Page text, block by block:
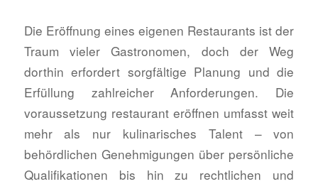
Die Eröffnung eines eigenen Restaurants ist der
Traum vieler Gastronomen, doch der Weg
dorthin erfordert sorgfältige Planung und die
Erfüllung zahlreicher Anforderungen. Die
voraussetzung restaurant eröffnen umfasst weit
mehr als nur kulinarisches Talent – von
behördlichen Genehmigungen über persönliche
Qualifikationen bis hin zu rechtlichen und